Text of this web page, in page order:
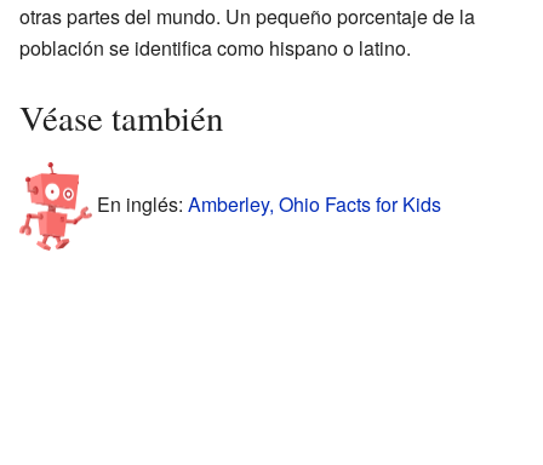
otras partes del mundo. Un pequeño porcentaje de la
población se identifica como hispano o latino.
Véase también
En inglés: Amberley, Ohio Facts for Kids